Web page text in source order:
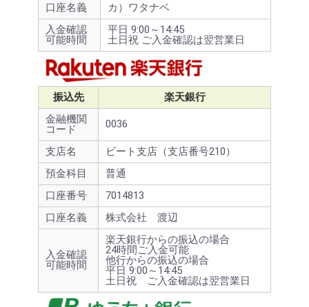
口座名義
カ）ワタナベ
入金確認
可能時間
平日 9:00～14:45
土日祝 ご入金確認は翌営業日
振込先
楽天銀行
金融機関
コード
0036
支店名
ビート支店（支店番号210）
預金科目
普通
口座番号
7014813
口座名義
株式会社 渡辺
入金確認
可能時間
楽天銀行からの振込の場合
24時間ご入金可能
他行からの振込の場合
平日 9:00～14:45
土日祝 ご入金確認は翌営業日